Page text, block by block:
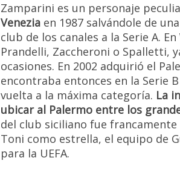
Zamparini es un personaje
Venezia en 1987 salvándole de
club de los canales a la Serie A.
Prandelli, Zaccheroni o Spalletti,
ocasiones. En 2002 adquirió el
encontraba entonces en la Serie
vuelta a la máxima categoría. La
ubicar al Palermo entre los
del club siciliano fue francamente
Toni como estrella, el equipo de
para la UEFA.